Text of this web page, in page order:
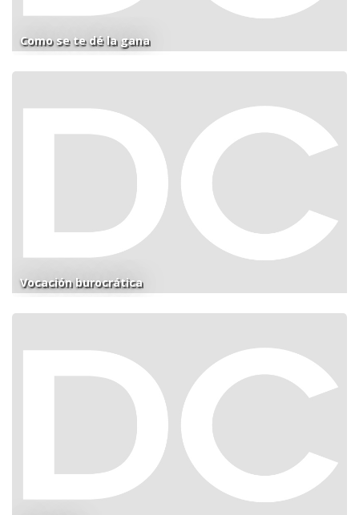
Como se te dé la gana
Vocación burocrática